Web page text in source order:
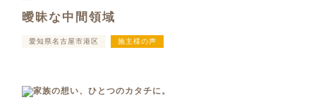
曖昧な中間領域
愛知県名古屋市港区 施主様の声